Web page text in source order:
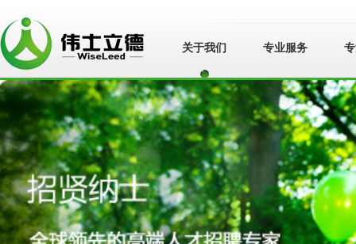
苏州伟士立德管
理咨询有限公
司">
关于我们 专业服务